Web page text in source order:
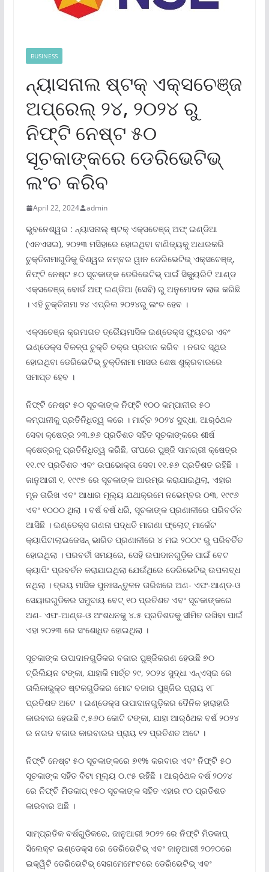
BUSINESS
ନ୍ୟାସନାଲ ଷ୍ଟକ୍ ଏକ୍ସଚେଞ୍ଜ
ଅପ୍ରେଲ୍ ୨୪, ୨୦୨୪ ରୁ
ନିଫ୍ଟି ନେଷ୍ଟ ୫୦
ସୂଚକାଙ୍କରେ ଡେରିଭେଟିଭ୍
ଲଂଚ କରିବ
April 22, 2024 admin
ଭୁବନେଶ୍ୱର : ନ୍ୟାସନାଲ୍ ଷ୍ଟକ୍ ଏକ୍ସଚେଞ୍ଜ୍ ଅଫ୍ ଇଣ୍ଡିଆ
(ଏନଏସଇ), ୨୦୨୩ ମସିହାରେ ହୋଇଥିବା ବାଣିଜ୍ୟକୁ ଅଧାରକରି
ଚୁକ୍ତିନାମାଗୁଡିକୁ ବିଶ୍ୱର ନମ୍ବର ୱାନ ଡେରିଭେଟିଭ୍ ଏକ୍ସଚେଞ୍ଜ୍‌,
ନିଫ୍ଟି ନେଷ୍ଟ ୫୦ ସୂଚକାଙ୍କ ଡେରିଭେଟିଭ୍ ପାଇଁ ସିକ୍ୟୁରିଟି ଆଣ୍ଡ
ଏକ୍ସଚେଞ୍ଜ୍ ବୋର୍ଡ ଅଫ୍ ଇଣ୍ଡିଆ (ସେବି) ରୁ ଅନୁମୋଦନ ଲାଭ କରିଛି
। ଏହି ଚୁକ୍ତିନାମା ୨୪ ଏପ୍ରିଲ ୨୦୨୪ରୁ ଲଂଚ ହେବ ।
ଏକ୍ସଚେଞ୍ଜ କ୍ରମାଗତ ତ୍ରୈୟମାସିକ ଇଣ୍ଡେକ୍ସ ଫ୍ୟୁଚର ଏବଂ
ଇଣ୍ଡେକ୍ସ ବିକଳ୍ପ ଚୁକ୍ତି ଚକ୍ର ପ୍ରଦାନ କରିବ । ନଗଦ ସ୍ଥିର
ହୋଇଥିବା ଡେରିଭେଟିଭ୍ ଚୁକ୍ତିନାମା ମାସର ଶେଷ ଶୁକ୍ରବାରରେ
ସମାପ୍ତ ହେବ ।
ନିଫ୍ଟି ନେଷ୍ଟ ୫୦ ସୂଚକାଙ୍କ ନିଫ୍ଟି ୧୦୦ କମ୍ପାନୀର ୫୦
କମ୍ପାନୀକୁ ପ୍ରତିନିଧିତ୍ୱ କରେ । ମାର୍ଚ୍ଚ ୨୦୨୪ ସୁଦ୍ଧା, ଆର୍ôଥକ
ସେବା କ୍ଷେତ୍ର ୨୩.୭୬ ପ୍ରତିଶତ ସହିତ ସୂଚକାଙ୍କରେ ଶୀର୍ଷ
କ୍ଷେତ୍ରକୁ ପ୍ରତିନିଧିତ୍ୱ କରିଛି, ତା’ପରେ ପୁଞ୍ଜି ସାମଗ୍ରୀ କ୍ଷେତ୍ର
୧୧.୯୧ ପ୍ରତିଶତ ଏବଂ ଉପଭୋକ୍ତା ସେବା ୧୧.୫୭ ପ୍ରତିଶତ ରହିଛି ।
ଜାନୁଆରୀ ୧, ୧୯୯୭ ରେ ସୂଚକାଙ୍କ ଆରମ୍ଭ କରାଯାଇଥିଲା, ଏହାର
ମୂଳ ତାରିଖ ଏବଂ ଆଧାର ମୂଲ୍ୟ ଯଥାକ୍ରମେ ନଭେମ୍ବର ୦୩, ୧୯୯୬
ଏବଂ ୧୦୦୦ ଥିଲା । ବର୍ଷ ବର୍ଷ ଧରି, ସୂଚକାଙ୍କ ପ୍ରଣାଳୀରେ ପରିବର୍ତନ
ଆସିଛି । ଇଣ୍ଡେକ୍ସ ଗଣନା ପଦ୍ଧତି ମାଗଣା ଫ୍ଲୋଟ୍ ମାର୍କେଟ
କ୍ୟାପିଟାଲାଇଜେସନ୍ ଭାରିତ ପ୍ରଣାଳୀରେ ୪ ମଇ ୨୦୦୯ ରୁ ପରିବର୍ତିତ
ହୋଇଥିଲା । ପରବର୍ତୀ ସମୟରେ, ସେହି ଉପାଦାନଗୁଡ଼ିକ ପାଇଁ ବେଟ
କ୍ୟାପିଂ ପ୍ରବର୍ତନ କରାଯାଇଥିଲା ଯେଉଁଥିରେ ଡେରିଭେଟିଭ୍ ଉପଲବ୍ଧ
ନଥିଲା । ତ୍ରୟ ମାସିକ ପୁନଃସନ୍ତୁଳନ ତାରିଖରେ ଅଣ- ଏଫ-ଆଣ୍ଡ-ଓ
ସେୟାରଗୁଡିକର ସମୁଦାୟ ବେଟ୍ ୧୦ ପ୍ରତିଶତ ଏବଂ ସୂଚକାଙ୍କରେ
ଅଣ- ଏଫ-ଆଣ୍ଡ-ଓ ଅଂଶଧନକୁ ୪.୫ ପ୍ରତିଶତକୁ ସୀମିତ ରଖିବା ପାଇଁ
ଏହା ୨୦୨୩ ରେ ସଂଶୋଧିତ ହୋଇଥିଲା ।
ସୂଚକାଙ୍କ ଉପାଦାନଗୁଡିକର ବଜାର ପୁଞ୍ଜିକରଣ ହେଉଛି ୭୦
ଟ୍ରିଲିୟନ ଟଙ୍କା, ଯାହାକି ମାର୍ଚ୍ଚ ୨୯, ୨୦୨୪ ସୁଦ୍ଧା ଏନ୍‌ଏସ୍‌ଇ ରେ
ତାଲିକାଭୁକ୍ତ ଷ୍ଟକଗୁଡିକର ମୋଟ ବଜାର ପୁଞ୍ଜିର ପ୍ରାୟ ୧୮
ପ୍ରତିଶତ ଅଟେ । ଇଣ୍ଡେକ୍ସ ଉପାଦାନଗୁଡ଼ିକର ଦୈନିକ ହାରାହାରି
କାରବାର ହେଉଛି ୯,୫୬୦ କୋଟି ଟଙ୍କା, ଯାହା ଆର୍ôଥକ ବର୍ଷ ୨୦୨୪
ର ନଗଦ ବଜାର କାରବାରର ପ୍ରାୟ ୧୨ ପ୍ରତିଶତ ଅଟେ ।
ନିଫ୍ଟି ନେଷ୍ଟ ୫୦ ସୂଚକାଙ୍କରେ ୭୧% କରବାର ଏବଂ ନିଫ୍ଟି ୫୦
ସୂଚକାଙ୍କ ସହିତ ବିଟା ମୂଲ୍ୟ ୦.୯୫ ରହିଛି । ଆର୍ôଥକ ବର୍ଷ ୨୦୨୪
ରେ ନିଫ୍ଟି ମିଡକାପ୍ ୧୫୦ ସୂଚକାଙ୍କ ସହିତ ଏହାର ୯୦ ପ୍ରତିଶତ
କାରବାର ଅଛି ।
ସାମ୍ପ୍ରତିକ ବର୍ଷଗୁଡିକରେ, ଜାନୁଆରୀ ୨୦୨୨ ରେ ନିଫ୍ଟି ମିଡକାପ୍
ସିଲେକ୍ଟ ଇଣ୍ଡେକ୍ସ ରେ ଡେରିଭେଟିଭ୍ ଏବଂ ଜାନୁଆରୀ ୨୦୨୦ରେ
ଇକ୍ୱିଟି ଡେରିଭେଟିଭ୍ ସେଗମେମେଂଟରେ ଡେରିଭେଟିଭ୍ ଏବଂ